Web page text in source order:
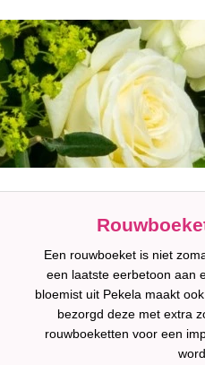
Een rouwboeket is niet
een laatste eerbetoon aan
bloemist uit Pekela maakt
bezorgd deze met extra
rouwboeketten voor een